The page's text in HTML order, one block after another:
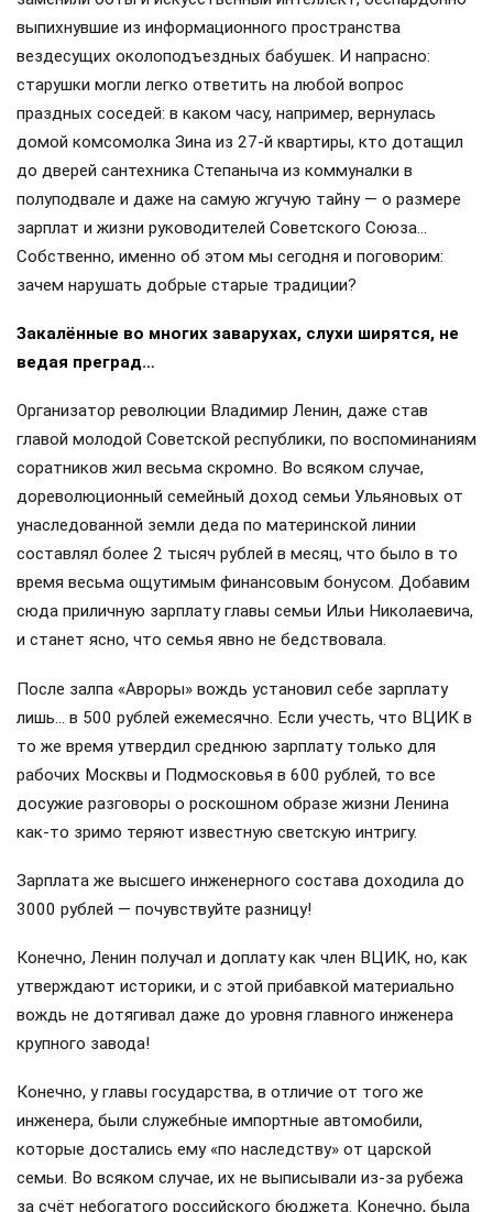
выпихнувшие из информационного пространства
вездесущих околоподъездных бабушек. И напрасно:
старушки могли легко ответить на любой вопрос
праздных соседей: в каком часу, например, вернулась
домой комсомолка Зина из 27-й квартиры, кто дотащил
до дверей сантехника Степаныча из коммуналки в
полуподвале и даже на самую жгучую тайну — о размере
зарплат и жизни руководителей Советского Союза…
Собственно, именно об этом мы сегодня и поговорим:
зачем нарушать добрые старые традиции?
Закалённые во многих заварухах, слухи ширятся, не
ведая преград…
Организатор революции Владимир Ленин, даже став
главой молодой Советской республики, по воспоминаниям
соратников жил весьма скромно. Во всяком случае,
дореволюционный семейный доход семьи Ульяновых от
унаследованной земли деда по материнской линии
составлял более 2 тысяч рублей в месяц, что было в то
время весьма ощутимым финансовым бонусом. Добавим
сюда приличную зарплату главы семьи Ильи Николаевича,
и станет ясно, что семья явно не бедствовала.
После залпа «Авроры» вождь установил себе зарплату
лишь… в 500 рублей ежемесячно. Если учесть, что ВЦИК в
то же время утвердил среднюю зарплату только для
рабочих Москвы и Подмосковья в 600 рублей, то все
досужие разговоры о роскошном образе жизни Ленина
как-то зримо теряют известную светскую интригу.
Зарплата же высшего инженерного состава доходила до
3000 рублей — почувствуйте разницу!
Конечно, Ленин получал и доплату как член ВЦИК, но, как
утверждают историки, и с этой прибавкой материально
вождь не дотягивал даже до уровня главного инженера
крупного завода!
Конечно, у главы государства, в отличие от того же
инженера, были служебные импортные автомобили,
которые достались ему «по наследству» от царской
семьи. Во всяком случае, их не выписывали из-за рубежа
за счёт небогатого российского бюджета. Конечно, была